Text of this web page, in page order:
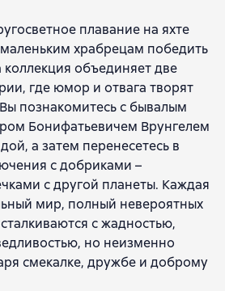
плавание на яхте
храбрецам победить
коллекция объединяет две
где юмор и отвага творят
познакомитесь с бывалым
Бонифатьевичем Врунгелем
а затем перенесетесь в
с добриками –
с другой планеты. Каждая
мир, полный невероятных
с жадностью,
но неизменно
смекалке, дружбе и доброму